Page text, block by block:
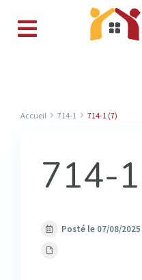
Accueil 714-1 714-1 (7)
714-
Posté le 07/08/2025